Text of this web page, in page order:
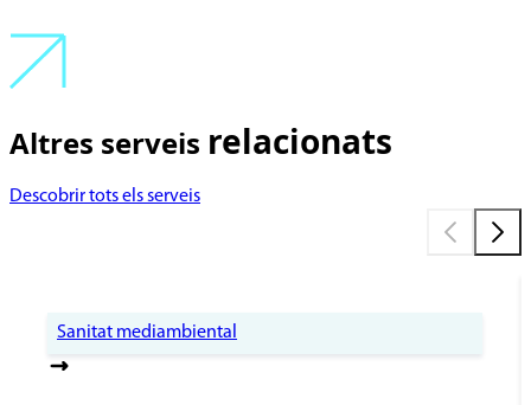
Altres serveis relacionats
Descobrir tots els serveis
Sanitat mediambiental